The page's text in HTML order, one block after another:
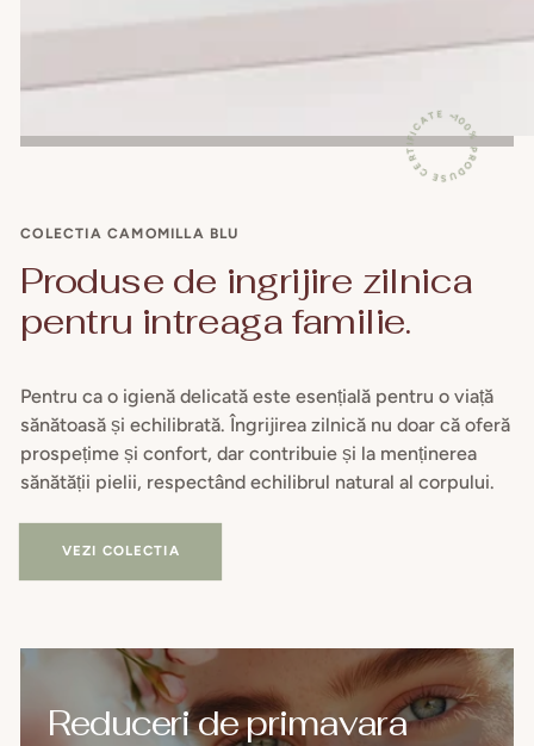
100% PRODUSE CERTIFICATE ~
COLECTIA CAMOMILLA BLU
Produse de ingrijire zilnica
pentru intreaga familie.
Pentru ca o igienă delicată este esențială pentru o viață
sănătoasă și echilibrată. Îngrijirea zilnică nu doar că oferă
prospețime și confort, dar contribuie și la menținerea
sănătății pielii, respectând echilibrul natural al corpului.
VEZI COLECTIA
Reduceri de primavara